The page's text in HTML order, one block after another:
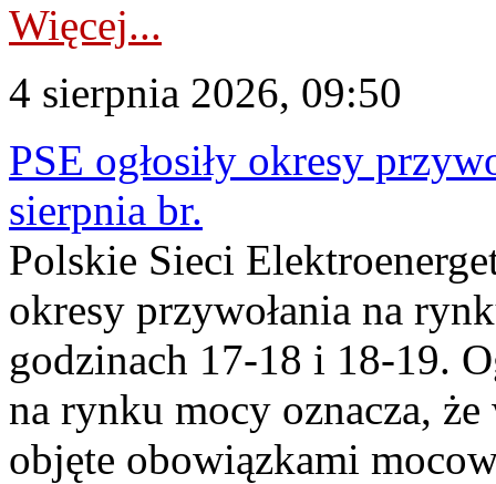
Więcej...
4 sierpnia 2026, 09:50
PSE ogłosiły okresy
sierpnia br.
Polskie Sieci
okresy przywołania na
godzinach 17-18 i 18-19.
na rynku mocy oznacza,
objęte obowiązkami